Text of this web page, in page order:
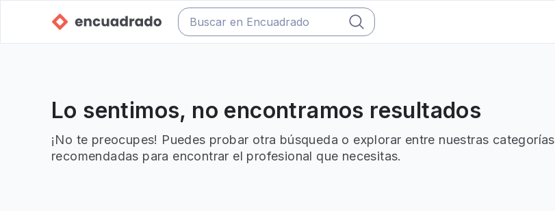
Lo sentimos, no encontramos resultados
¡No te preocupes! Puedes probar otra búsqueda o explorar entre nuestras categorías
recomendadas para encontrar el profesional que necesitas.